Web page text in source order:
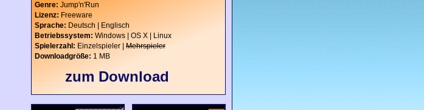
Genre: Jump'n'Run
Lizenz: Freeware
Sprache: Deutsch | Englisch
Betriebssystem: Windows | OS X | Linux
Spielerzahl: Einzelspieler | Mehrspieler
Downloadgröße: 1 MB
zum Download